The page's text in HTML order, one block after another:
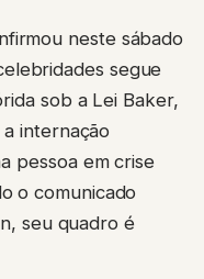
neste sábado
segue
sob a Lei Baker,
internação
pessoa em crise
o comunicado
seu quadro é